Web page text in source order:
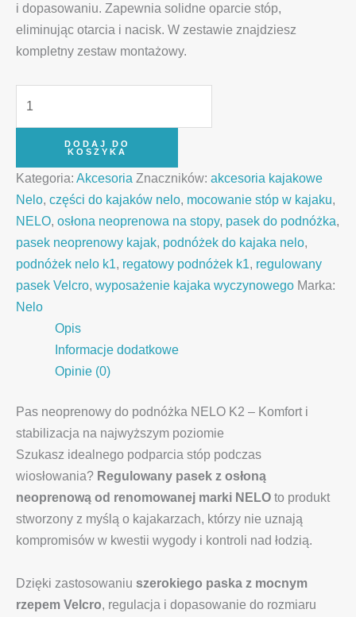
i dopasowaniu. Zapewnia solidne oparcie stóp,
eliminując otarcia i nacisk. W zestawie znajdziesz
kompletny zestaw montażowy.
DODAJ DO
KOSZYKA
Kategoria: Akcesoria Znaczników: akcesoria kajakowe
Nelo, części do kajaków nelo, mocowanie stóp w kajaku,
NELO, osłona neoprenowa na stopy, pasek do podnóżka,
pasek neoprenowy kajak, podnóżek do kajaka nelo,
podnóżek nelo k1, regatowy podnóżek k1, regulowany
pasek Velcro, wyposażenie kajaka wyczynowego Marka:
Nelo
Opis
Informacje dodatkowe
Opinie (0)
Pas neoprenowy do podnóżka NELO K2 – Komfort i
stabilizacja na najwyższym poziomie
Szukasz idealnego podparcia stóp podczas
wiosłowania? Regulowany pasek z osłoną
neoprenową od renomowanej marki NELO to produkt
stworzony z myślą o kajakarzach, którzy nie uznają
kompromisów w kwestii wygody i kontroli nad łodzią.
Dzięki zastosowaniu szerokiego paska z mocnym
rzepem Velcro, regulacja i dopasowanie do rozmiaru